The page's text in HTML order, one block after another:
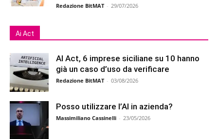
Redazione BitMAT - 29/07/2026
Ai Act
AI Act, 6 imprese siciliane su 10 hanno
già un caso d’uso da verificare
Redazione BitMAT - 03/08/2026
Posso utilizzare l’AI in azienda?
Massimiliano Cassinelli - 23/05/2026